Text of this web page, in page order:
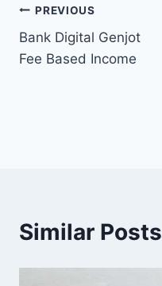
Post
navigation
PREVIOUS
Bank Digital Genjot
Fee Based Income
Similar Posts